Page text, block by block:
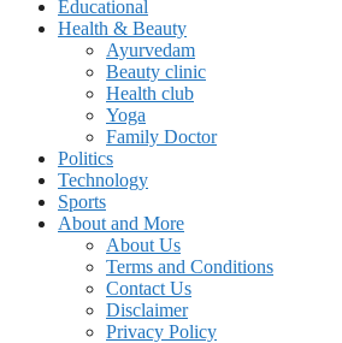
Educational
Health & Beauty
Ayurvedam
Beauty clinic
Health club
Yoga
Family Doctor
Politics
Technology
Sports
About and More
About Us
Terms and Conditions
Contact Us
Disclaimer
Privacy Policy